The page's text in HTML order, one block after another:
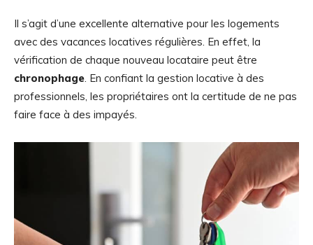
Il s’agit d’une excellente alternative pour les logements
avec des vacances locatives régulières. En effet, la
vérification de chaque nouveau locataire peut être
chronophage. En confiant la gestion locative à des
professionnels, les propriétaires ont la certitude de ne pas
faire face à des impayés.